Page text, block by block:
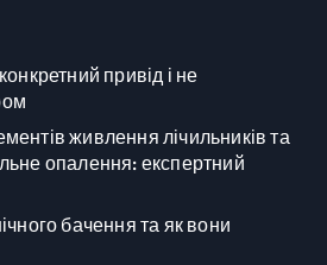
привід і не
живлення лічильників та
опалення: експертний
бачення та як вони